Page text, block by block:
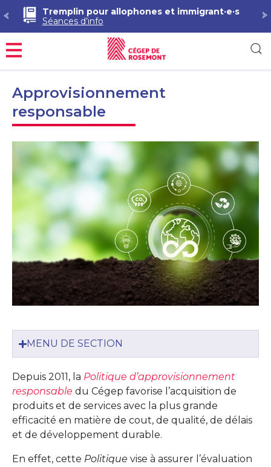
Tremplin pour allophones et immigrant·e·s
Séances d’info
Menu
Approvisionnement
responsable
MENU DE SECTION
Depuis 2011, la Politique d’approvisionnement
responsable du Cégep favorise l’acquisition de
produits et de services avec la plus grande
efficacité en matière de cout, de qualité, de délais
et de développement durable.
En effet, cette Politique vise à assurer l’évaluation